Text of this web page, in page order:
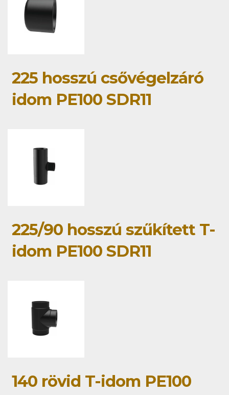
225 hosszú csővégelzáró
idom PE100 SDR11
225/90 hosszú szűkített T-
idom PE100 SDR11
140 rövid T-idom PE100